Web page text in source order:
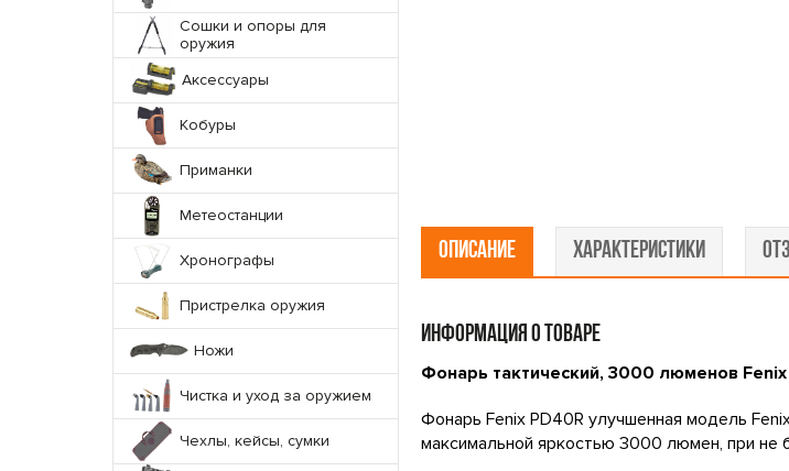
Сошки и опоры для
оружия
Аксессуары
Кобуры
Приманки
Метеостанции
Хронографы
Пристрелка оружия
Ножи
Чистка и уход за оружием
Чехлы, кейсы, сумки
ОПИСАНИЕ ХАРАКТЕРИСТИКИ
ИНФОРМАЦИЯ О ТОВАРЕ
Фонарь тактический, 3000 люменов
Фонарь Fenix PD40R улучшенная модель
максимальной яркостью 3000 люмен, при не